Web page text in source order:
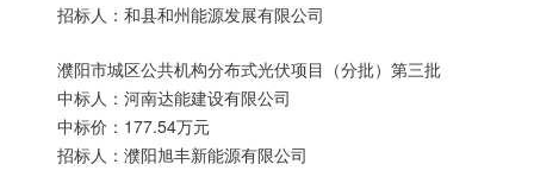
招标人：和县和州能源发展有限公司
濮阳市城区公共机构分布式光伏项目（分批）第三批
中标人：河南达能建设有限公司
中标价：177.54万元
招标人：濮阳旭丰新能源有限公司